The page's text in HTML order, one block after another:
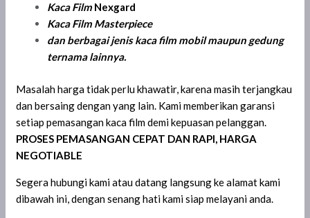
Kaca Film Nexgard
Kaca Film Masterpiece
dan berbagai jenis kaca film mobil maupun gedung
ternama lainnya.
Masalah harga tidak perlu khawatir, karena masih terjangkau
dan bersaing dengan yang lain. Kami memberikan garansi
setiap pemasangan kaca film demi kepuasan pelanggan.
PROSES PEMASANGAN CEPAT DAN RAPI, HARGA
NEGOTIABLE
Segera hubungi kami atau datang langsung ke alamat kami
dibawah ini, dengan senang hati kami siap melayani anda.